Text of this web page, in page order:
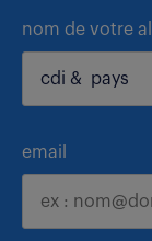
nom de votre
email